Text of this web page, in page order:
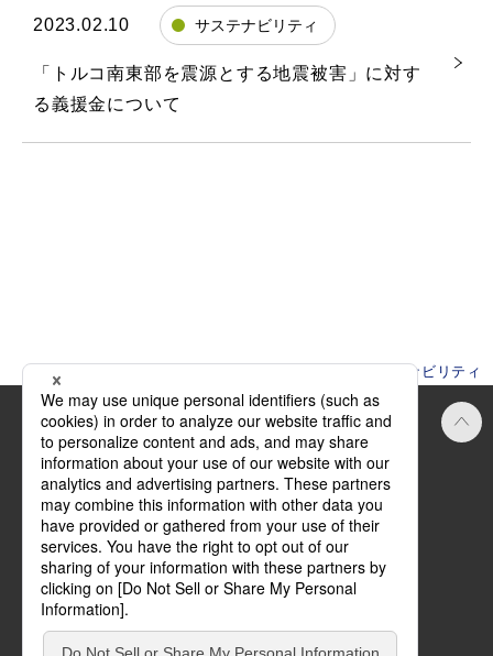
2023.02.10 サステナビリティ
「トルコ南東部を震源とする地震被害」に対す
る義援金について
サステナビリティ
Official SNS
ご利用にあたって
方針・規約
サイトマップ